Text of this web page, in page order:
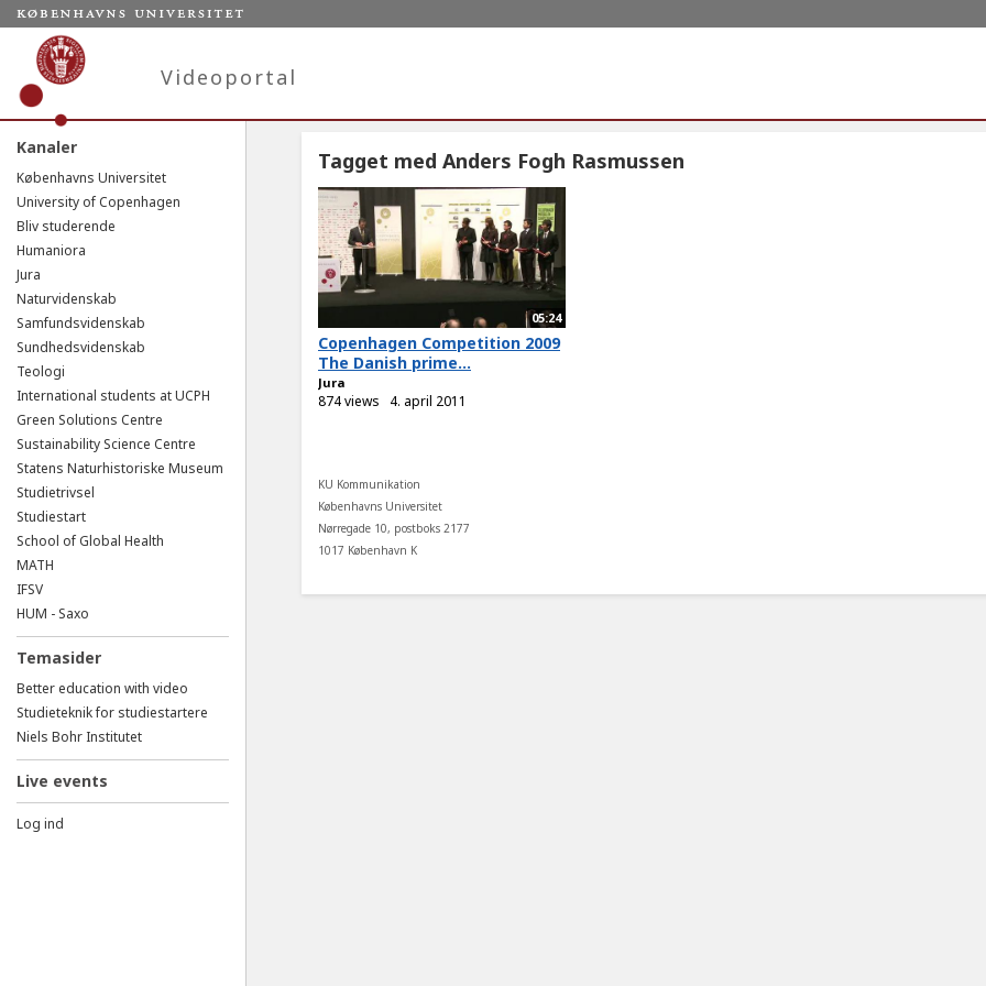
Videoportal
Kanaler
Københavns Universitet
University of Copenhagen
Bliv studerende
Humaniora
Jura
Naturvidenskab
Samfundsvidenskab
Sundhedsvidenskab
Teologi
International students at UCPH
Green Solutions Centre
Sustainability Science Centre
Statens Naturhistoriske Museum
Studietrivsel
Studiestart
School of Global Health
MATH
IFSV
HUM - Saxo
Temasider
Better education with video
Studieteknik for studiestartere
Niels Bohr Institutet
Live events
Log ind
Tagget med Anders Fogh Rasmussen
05:24
Copenhagen Competition 2009
The Danish prime...
Jura
874 views 4. april 2011
KU Kommunikation
Københavns Universitet
Nørregade 10, postboks 2177
1017 København K